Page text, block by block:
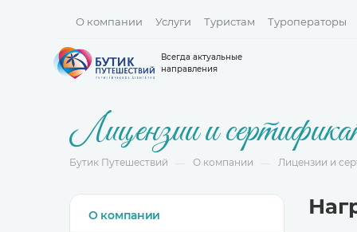
О компании Услуги Туристам Туроператоры
Всегда актуальные
направления
Лицензии и
Бутик Путешествий О компании Лицензии и
О компании